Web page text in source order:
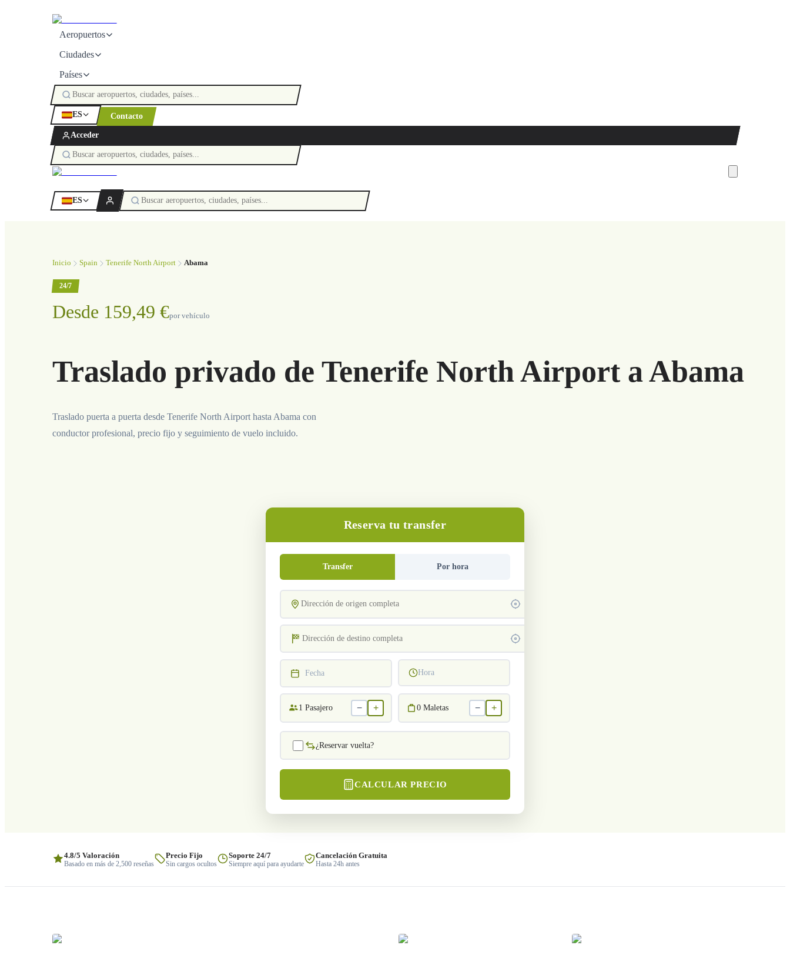
Aeropuertos
Ciudades
Países
ES Contacto
Acceder
ES
Inicio Spain Tenerife North Airport Abama
24/7
Desde 159,49 €por vehículo
Traslado privado de Tenerife North Airport a Abama
Traslado puerta a puerta desde Tenerife North Airport hasta Abama con
conductor profesional, precio fijo y seguimiento de vuelo incluido.
Reserva tu transfer
Transfer Por hora
Fecha Hora
1 Pasajero − + 0 Maletas − +
¿Reservar vuelta?
CALCULAR PRECIO
4.8/5 Valoración
Basado en más de 2,500 reseñas
Precio Fijo
Sin cargos ocultos
Soporte 24/7
Siempre aquí para ayudarte
Cancelación Gratuita
Hasta 24h antes